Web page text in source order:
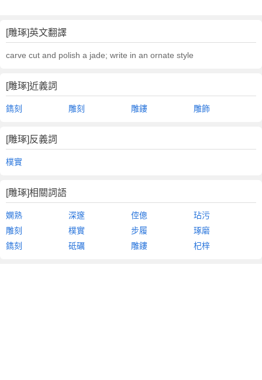
[雕琢]英文翻譯
carve cut and polish a jade; write in an ornate style
[雕琢]近義詞
鐫刻 雕刻 雕鏤 雕飾
[雕琢]反義詞
樸實
[雕琢]相關詞語
嫻熟 深邃 倥傯
玷污
雕刻
樸實 步履
琢磨
鐫刻
砥礪 雕鏤 杞梓